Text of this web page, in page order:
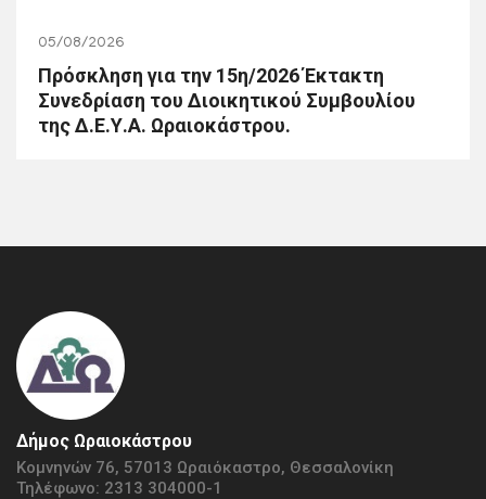
05/08/2026
Πρόσκληση για την 15η/2026 Έκτακτη
Συνεδρίαση του Διοικητικού Συμβουλίου
της Δ.Ε.Υ.Α. Ωραιοκάστρου.
Δήμος Ωραιοκάστρου
Κομνηνών 76, 57013 Ωραιόκαστρο, Θεσσαλονίκη
Τηλέφωνο: 2313 304000-1